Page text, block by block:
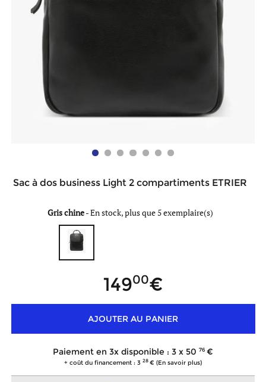
Sac à dos business Light 2 compartiments ETRIER
Gris chine-En stock, plus que 5 exemplaire(s)
14900
AJOUTER AU PANIER
Paiement en 3x disponible : 3 x 50 76
+ coût du financement : 3 28 (En savoir plus)